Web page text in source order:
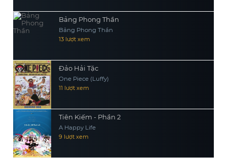
Bảng Phong Thần
Bảng Phong Thần
13 lượt xem
Đảo Hải Tặc
One Piece (Luffy)
11 lượt xem
Tiên Kiếm - Phần 2
A Happy Life
9 lượt xem